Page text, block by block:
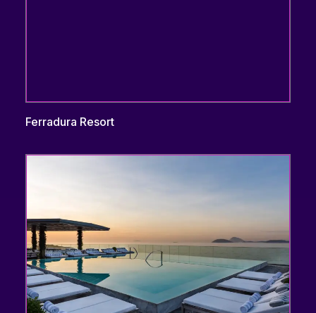
Ferradura Resort